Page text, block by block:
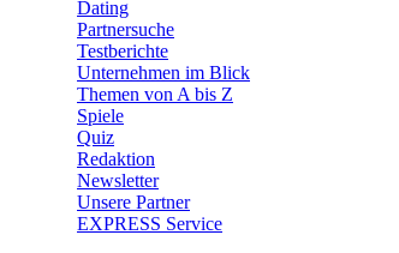
Dating
Partnersuche
Testberichte
Unternehmen im Blick
Themen von A bis Z
Spiele
Quiz
Redaktion
Newsletter
Unsere Partner
EXPRESS Service